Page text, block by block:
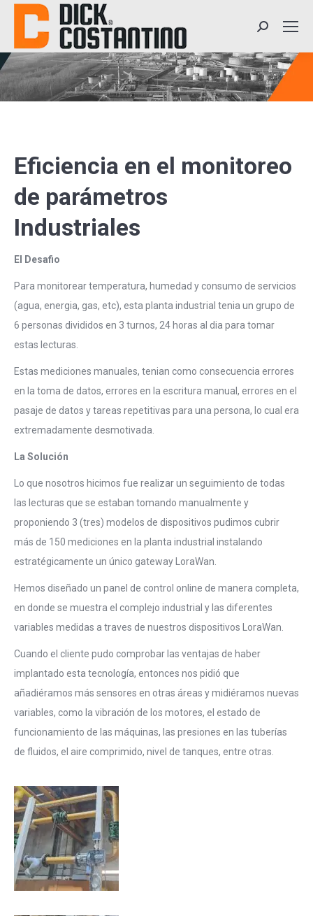
Search:
Eficiencia en el monitoreo
de parámetros
Industriales
El Desafio
Para monitorear temperatura, humedad y consumo de servicios
(agua, energia, gas, etc), esta planta industrial tenia un grupo de
6 personas divididos en 3 turnos, 24 horas al dia para tomar
estas lecturas.
Estas mediciones manuales, tenian como consecuencia errores
en la toma de datos, errores en la escritura manual, errores en el
pasaje de datos y tareas repetitivas para una persona, lo cual era
extremadamente desmotivada.
La Solución
Lo que nosotros hicimos fue realizar un seguimiento de todas
las lecturas que se estaban tomando manualmente y
proponiendo 3 (tres) modelos de dispositivos pudimos cubrir
más de 150 mediciones en la planta industrial instalando
estratégicamente un único gateway LoraWan.
Hemos diseñado un panel de control online de manera completa,
en donde se muestra el complejo industrial y las diferentes
variables medidas a traves de nuestros dispositivos LoraWan.
Cuando el cliente pudo comprobar las ventajas de haber
implantado esta tecnología, entonces nos pidió que
añadiéramos más sensores en otras áreas y midiéramos nuevas
variables, como la vibración de los motores, el estado de
funcionamiento de las máquinas, las presiones en las tuberías
de fluidos, el aire comprimido, nivel de tanques, entre otras.